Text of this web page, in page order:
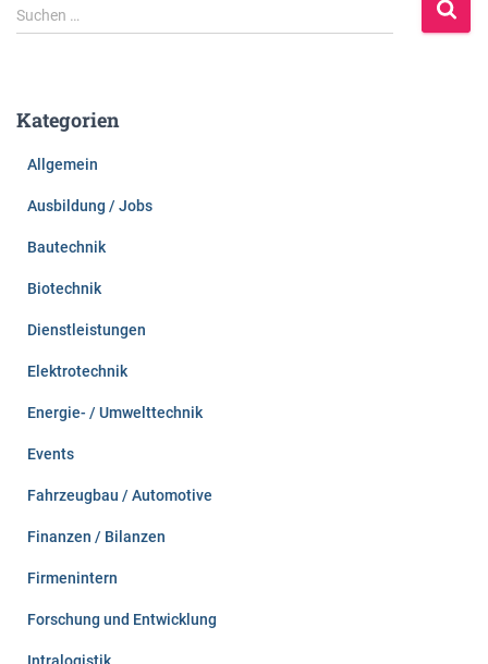
S
u
n
Suchen …
Kategorien
Allgemein
Ausbildung / Jobs
Bautechnik
Biotechnik
Dienstleistungen
Elektrotechnik
Energie- / Umwelttechnik
Events
Fahrzeugbau / Automotive
Finanzen / Bilanzen
Firmenintern
Forschung und Entwicklung
Intralogistik